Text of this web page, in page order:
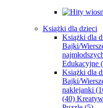
Książki dla dzieci
Książki dla
Bajki/
Edukacyjne
Książki dla
Bajki/
naklejanki
(40)